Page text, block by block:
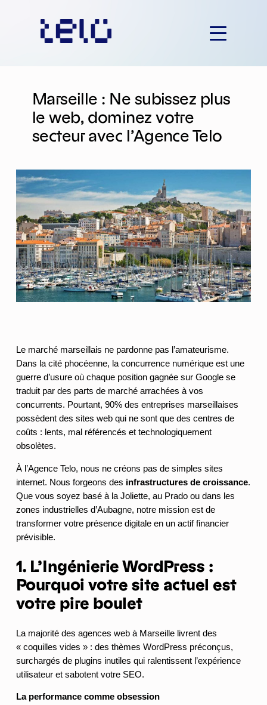
Marseille : Ne subissez plus
le web, dominez votre
secteur avec l’Agence Telo
Le marché marseillais ne pardonne pas l’amateurisme.
Dans la cité phocéenne, la concurrence numérique est une
guerre d’usure où chaque position gagnée sur Google se
traduit par des parts de marché arrachées à vos
concurrents. Pourtant, 90% des entreprises marseillaises
possèdent des sites web qui ne sont que des centres de
coûts : lents, mal référencés et technologiquement
obsolètes.
À l’Agence Telo, nous ne créons pas de simples sites
internet. Nous forgeons des infrastructures de croissance.
Que vous soyez basé à la Joliette, au Prado ou dans les
zones industrielles d’Aubagne, notre mission est de
transformer votre présence digitale en un actif financier
prévisible.
1. L’Ingénierie WordPress :
Pourquoi votre site actuel est
votre pire boulet
La majorité des agences web à Marseille livrent des
« coquilles vides » : des thèmes WordPress préconçus,
surchargés de plugins inutiles qui ralentissent l’expérience
utilisateur et sabotent votre SEO.
La performance comme obsession